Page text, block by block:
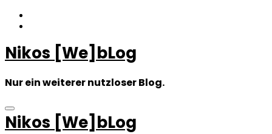
Zum
Inhalt
Nikos [We]bLog
Nur ein weiterer nutzloser Blog.
Nikos [We]bLog